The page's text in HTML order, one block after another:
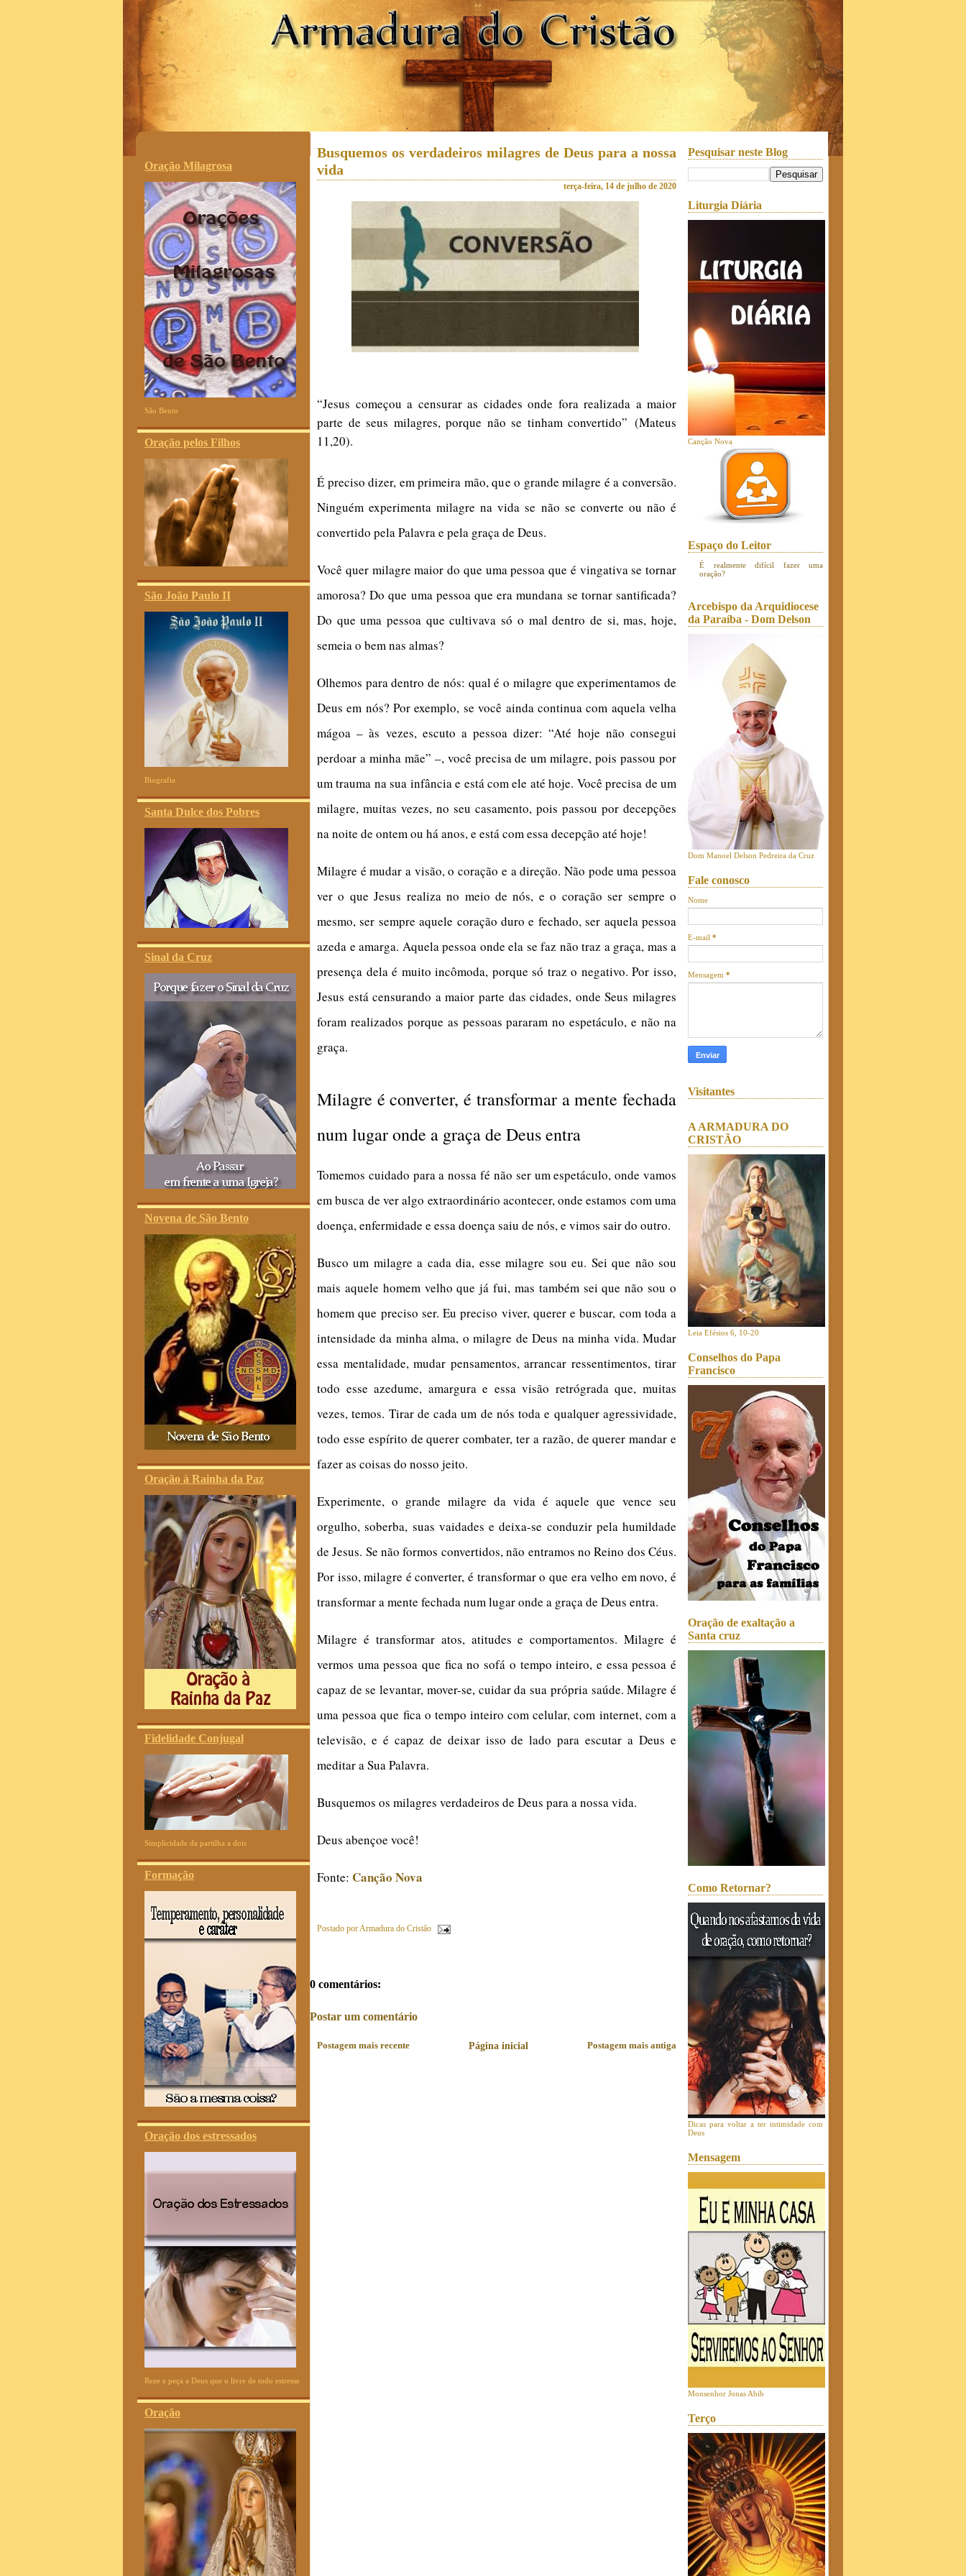
.
Oração Milagrosa
São Bento
Oração pelos Filhos
São João Paulo II
Biografia
Santa Dulce dos Pobres
Sinal da Cruz
Novena de São Bento
Oração à Rainha da Paz
Fidelidade Conjugal
Simplicidade da partilha a dois
Formação
Oração dos estressados
Reze e peça a Deus que o livre de todo estresse
Oração
Busquemos os verdadeiros milagres de Deus para a nossa
vida
terça-feira, 14 de julho de 2020
“Jesus começou a censurar as cidades onde fora realizada a maior
parte de seus milagres, porque não se tinham convertido” (Mateus
11,20).
É preciso dizer, em primeira mão, que o grande milagre é a conversão.
Ninguém experimenta milagre na vida se não se converte ou não é
convertido pela Palavra e pela graça de Deus.
Você quer milagre maior do que uma pessoa que é vingativa se tornar
amorosa? Do que uma pessoa que era mundana se tornar santificada?
Do que uma pessoa que cultivava só o mal dentro de si, mas, hoje,
semeia o bem nas almas?
Olhemos para dentro de nós: qual é o milagre que experimentamos de
Deus em nós? Por exemplo, se você ainda continua com aquela velha
mágoa – às vezes, escuto a pessoa dizer: “Até hoje não consegui
perdoar a minha mãe” –, você precisa de um milagre, pois passou por
um trauma na sua infância e está com ele até hoje. Você precisa de um
milagre, muitas vezes, no seu casamento, pois passou por decepções
na noite de ontem ou há anos, e está com essa decepção até hoje!
Milagre é mudar a visão, o coração e a direção. Não pode uma pessoa
ver o que Jesus realiza no meio de nós, e o coração ser sempre o
mesmo, ser sempre aquele coração duro e fechado, ser aquela pessoa
azeda e amarga. Aquela pessoa onde ela se faz não traz a graça, mas a
presença dela é muito incômoda, porque só traz o negativo. Por isso,
Jesus está censurando a maior parte das cidades, onde Seus milagres
foram realizados porque as pessoas pararam no espetáculo, e não na
graça.
Milagre é converter, é transformar a mente fechada
num lugar onde a graça de Deus entra
Tomemos cuidado para a nossa fé não ser um espetáculo, onde vamos
em busca de ver algo extraordinário acontecer, onde estamos com uma
doença, enfermidade e essa doença saiu de nós, e vimos sair do outro.
Busco um milagre a cada dia, esse milagre sou eu. Sei que não sou
mais aquele homem velho que já fui, mas também sei que não sou o
homem que preciso ser. Eu preciso viver, querer e buscar, com toda a
intensidade da minha alma, o milagre de Deus na minha vida. Mudar
essa mentalidade, mudar pensamentos, arrancar ressentimentos, tirar
todo esse azedume, amargura e essa visão retrógrada que, muitas
vezes, temos. Tirar de cada um de nós toda e qualquer agressividade,
todo esse espírito de querer combater, ter a razão, de querer mandar e
fazer as coisas do nosso jeito.
Experimente, o grande milagre da vida é aquele que vence seu
orgulho, soberba, suas vaidades e deixa-se conduzir pela humildade
de Jesus. Se não formos convertidos, não entramos no Reino dos Céus.
Por isso, milagre é converter, é transformar o que era velho em novo, é
transformar a mente fechada num lugar onde a graça de Deus entra.
Milagre é transformar atos, atitudes e comportamentos. Milagre é
vermos uma pessoa que fica no sofá o tempo inteiro, e essa pessoa é
capaz de se levantar, mover-se, cuidar da sua própria saúde. Milagre é
uma pessoa que fica o tempo inteiro com celular, com internet, com a
televisão, e é capaz de deixar isso de lado para escutar a Deus e
meditar a Sua Palavra.
Busquemos os milagres verdadeiros de Deus para a nossa vida.
Deus abençoe você!
Fonte: Canção Nova
Postado porArmadura do Cristão
0 comentários:
Postar um comentário
Postagem mais recente Postagem mais antiga
Página inicial
Pesquisar neste Blog
Liturgia Diária
Canção Nova
Espaço do Leitor
É realmente difícil fazer uma
oração?
Arcebispo da Arquidiocese
da Paraíba - Dom Delson
Dom Manoel Delson Pedreira da Cruz
Fale conosco
Nome
E-mail *
Mensagem *
Visitantes
A ARMADURA DO
CRISTÃO
Leia Efésios 6, 10-20
Conselhos do Papa
Francisco
Oração de exaltação a
Santa cruz
Como Retornar?
Dicas para voltar a ter intimidade com
Deus
Mensagem
Monsenhor Jonas Abib
Terço